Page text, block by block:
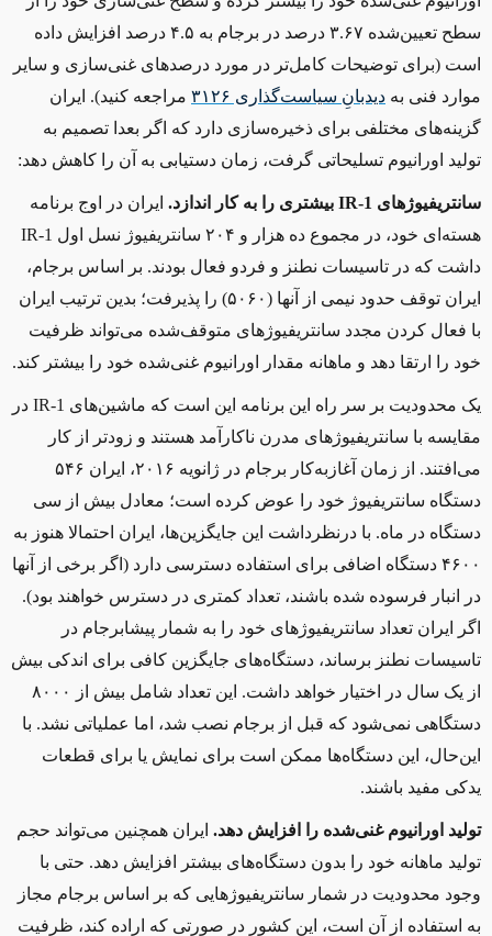
سطح تعیین‌شده ۳.۶۷ درصد در برجام به ۴.۵ درصد افزایش داده
است (برای توضیحات کامل‌تر در مورد درصدهای غنی‌سازی و سایر
موارد فنی به دیدبانِ سیاست‌گذاری ۳۱۲۶
مراجعه کنید). ایران
گزینه‌های مختلفی برای ذخیره‌سازی دارد که اگر بعدا تصمیم به
تولید اورانیوم تسلیحاتی گرفت، زمان دستیابی به آن را کاهش دهد:
سانتریفیوژهای بیشتری را به کار اندازد. ایران در اوج برنامه
هسته‌ای خود، در مجموع ده هزار و ۲۰۴ سانتریفیوژ نسل اول
داشت که در تاسیسات نطنز و فردو فعال بودند. بر اساس برجام،
ایران توقف حدود نیمی از آنها (۵۰۶۰) را پذیرفت؛ بدین ترتیب ایران
با فعال کردن مجدد سانتریفیوژ‌های متوقف‌شده می‌تواند ظرفیت
خود را ارتقا دهد و ماهانه مقدار اورانیوم غنی‌شده خود را بیشتر کند.
یک محدودیت بر سر راه این برنامه این است که ماشین‌های
در
مقایسه با سانتریفیوژهای مدرن ناکارآمد هستند و زودتر از کار
می‌افتند. از زمان آغازبه‌کار برجام در ژانویه ۲۰۱۶، ایران ۵۴۶
دستگاه سانتریفیوژ خود را عوض کرده است؛ معادل بیش از سی
دستگاه در ماه. با درنظرداشت این جایگزین‌ها، ایران احتمالا هنوز به
۴۶۰۰ دستگاه اضافی برای استفاده دسترسی دارد (اگر برخی از آنها
در انبار فرسوده شده باشند، تعداد کمتری در دسترس خواهند بود).
اگر ایران تعداد سانتریفیوژهای خود را به شمار پیشابرجام در
تاسیسات نطنز برساند، دستگاه‌های جایگزین کافی برای اندکی بیش
از یک سال در اختیار خواهد داشت. این تعداد شامل بیش از ۸۰۰۰
دستگاهی نمی‌شود که قبل از برجام نصب شد، اما عملیاتی نشد. با
این‌حال، این دستگاه‌ها ممکن است برای نمایش یا برای قطعات
یدکی مفید باشند.
تولید اورانیوم غنی‌شده را افزایش دهد. ایران همچنین می‌تواند حجم
تولید ماهانه خود را بدون دستگاه‌های بیشتر افزایش دهد. حتی با
وجود محدودیت در شمار سانتریفیوژهایی که بر اساس برجام مجاز
به استفاده از آن است، این کشور در صورتی که اراده کند، ظرفیت